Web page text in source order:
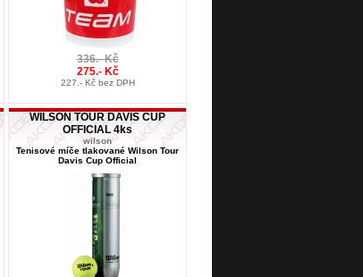
336.- Kč
275.- Kč
227.- Kč bez DPH
WILSON TOUR DAVIS CUP
OFFICIAL 4ks
wilson
Tenisové míče tlakované Wilson Tour
Davis Cup Official